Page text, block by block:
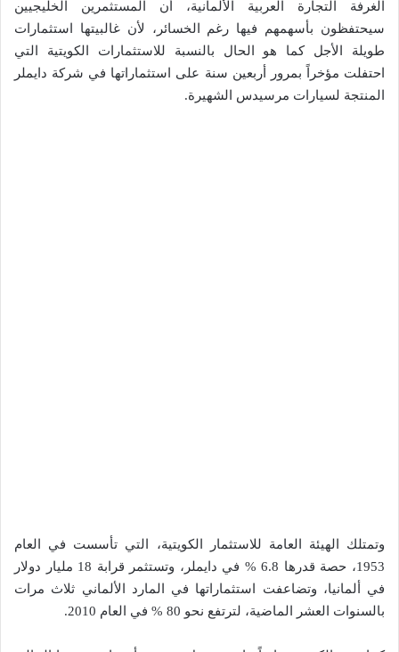
الغرفة التجارة العربية الألمانية، أن المستثمرين الخليجيين
سيحتفظون بأسهمهم فيها رغم الخسائر، لأن غالبيتها استثمارات
طويلة الأجل كما هو الحال بالنسبة للاستثمارات الكويتية التي
احتفلت مؤخراً بمرور أربعين سنة على استثماراتها في شركة دايملر
المنتجة لسيارات مرسيدس الشهيرة.
وتمتلك الهيئة العامة للاستثمار الكويتية، التي تأسست في العام
1953، حصة قدرها 6.8 % في دايملر، وتستثمر قرابة 18 مليار دولار
في ألمانيا، وتضاعفت استثماراتها في المارد الألماني ثلاث مرات
بالسنوات العشر الماضية، لترتفع نحو 80 % في العام 2010.